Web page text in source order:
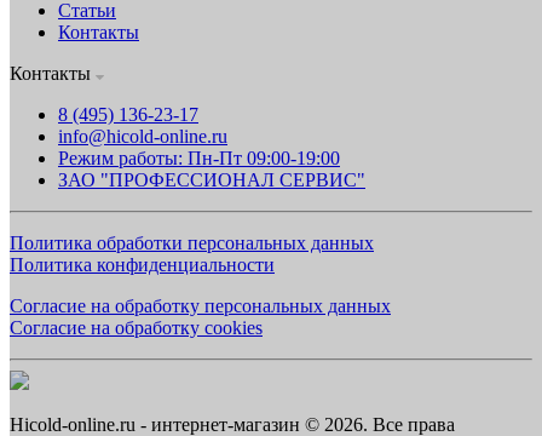
Статьи
Контакты
Контакты
8 (495) 136-23-17
info@hicold-online.ru
Режим работы: Пн-Пт 09:00-19:00
ЗАО "ПРОФЕССИОНАЛ СЕРВИС"
Политика обработки персональных данных
Политика конфиденциальности
Согласие на обработку персональных данных
Согласие на обработку cookies
Hicold-online.ru - интернет-магазин © 2026. Все права